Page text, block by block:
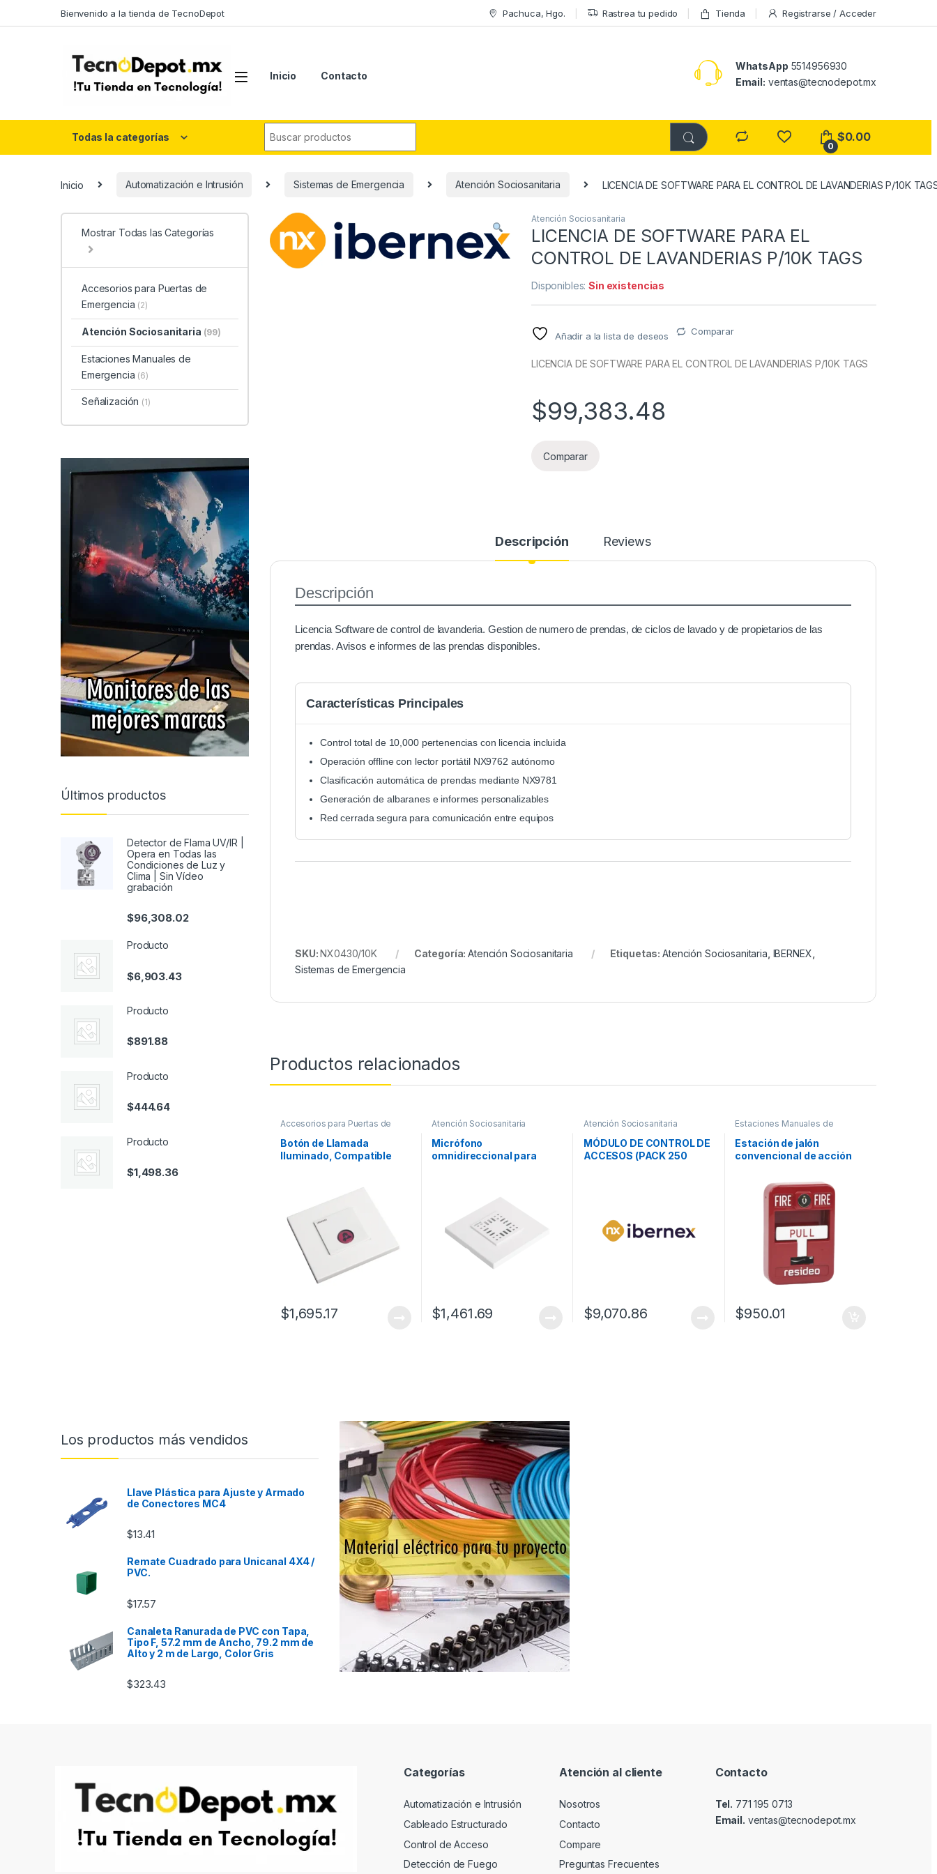
Bienvenido a la tienda de TecnoDepot Pachuca, Hgo. Rastrea tu pedido Tienda Registrarse / Acceder
Inicio Contacto
WhatsApp 5514956930
Email: ventas@tecnodepot.mx
Todas la categorías
0
$0.00
Inicio Automatización e Intrusión Sistemas de Emergencia Atención Sociosanitaria LICENCIA DE SOFTWARE PARA EL CONTROL DE LAVANDERIAS P/10K
Atención Sociosanitaria
LICENCIA DE SOFTWARE PARA EL
CONTROL DE LAVANDERIAS P/10K TAGS
Disponibles:Sin existencias
Añadir a la lista de deseos Comparar
LICENCIA DE SOFTWARE PARA EL CONTROL DE LAVANDERIAS P/10K TAGS
$99,383.48
Comparar
Descripción Reviews
Descripción
Licencia Software de control de lavanderia. Gestion de numero de prendas, de ciclos de lavado y de propietarios de las
prendas. Avisos e informes de las prendas disponibles.
Características Principales
Control total de 10,000 pertenencias con licencia incluida
Operación offline con lector portátil NX9762 autónomo
Clasificación automática de prendas mediante NX9781
Generación de albaranes e informes personalizables
Red cerrada segura para comunicación entre equipos
SKU:NX0430/10K Categoría:Atención Sociosanitaria Etiquetas:Atención Sociosanitaria IBERNEX
Sistemas de Emergencia
Productos relacionados
Accesorios para Puertas de
Botón de Llamada
Iluminado, Compatible
$1,695.17
Atención Sociosanitaria
Micrófono
omnidireccional para
$1,461.69
Atención Sociosanitaria
MÓDULO DE CONTROL DE
ACCESOS (PACK 250
$9,070.86
Estaciones Manuales de
Estación de jalón
convencional de acción
cerradura
$950.01
Mostrar Todas las Categorías
Accesorios para Puertas de
Emergencia (2)
Atención Sociosanitaria (99)
Estaciones Manuales de
Emergencia (6)
Señalización (1)
Últimos productos
Detector de Flama UV/IR |
Opera en Todas las
Condiciones de Luz y
Clima | Sin Vídeo
grabación
$96,308.02
Producto
$6,903.43
Producto
$891.88
Producto
$444.64
Producto
$1,498.36
Los productos más vendidos
Llave Plástica para Ajuste y Armado
de Conectores MC4
$13.41
Remate Cuadrado para Unicanal 4X4 /
PVC.
$17.57
Canaleta Ranurada de PVC con Tapa,
Tipo F, 57.2 mm de Ancho, 79.2 mm de
Alto y 2 m de Largo, Color Gris
$323.43
Categorías
Automatización e Intrusión
Cableado Estructurado
Control de Acceso
Detección de Fuego
Atención al cliente
Nosotros
Contacto
Compare
Preguntas Frecuentes
Contacto
Tel. 771 195 0713
Email. ventas@tecnodepot.mx